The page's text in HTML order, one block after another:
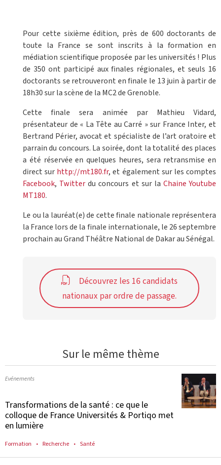
Pour cette sixième édition, près de 600 doctorants de
toute la France se sont inscrits à la formation en
médiation scientifique proposée par les universités ! Plus
de 350 ont participé aux finales régionales, et seuls 16
doctorants se retrouveront en finale le 13 juin à partir de
18h30 sur la scène de la MC2 de Grenoble.
Cette finale sera animée par Mathieu Vidard,
présentateur de « La Tête au Carré » sur France Inter, et
Bertrand Périer, avocat et spécialiste de l’art oratoire et
parrain du concours. La soirée, dont la totalité des places
a été réservée en quelques heures, sera retransmise en
direct sur http://mt180.fr, et également sur les comptes
Facebook, Twitter du concours et sur la Chaine Youtube
MT180.
Le ou la lauréat(e) de cette finale nationale représentera
la France lors de la finale internationale, le 26 septembre
prochain au Grand Théâtre National de Dakar au Sénégal.
Découvrez les 16 candidats
nationaux par ordre de passage.
Sur le même thème
Evénements
Transformations de la santé : ce que le
colloque de France Universités & Portiqo met
en lumière
Formation Recherche Santé